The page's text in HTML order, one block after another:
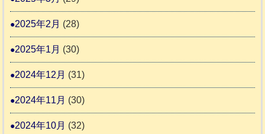
2025年2月 (28)
2025年1月 (30)
2024年12月 (31)
2024年11月 (30)
2024年10月 (32)